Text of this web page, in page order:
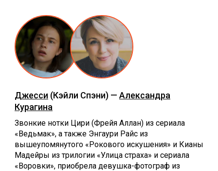
Джесси (Кэйли Спэни) — Александра
Курагина
Звонкие нотки Цири (Фрейя Аллан) из сериала
«Ведьмак», а также Энгаури Райс из
вышеупомянутого «Рокового искушения» и Кианы
Мадейры из трилогии «Улица страха» и сериала
«Воровки», приобрела девушка-фотограф из